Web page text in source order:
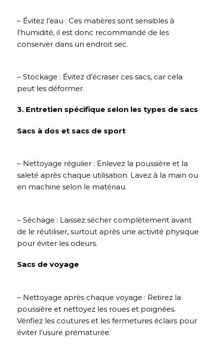
– Évitez l’eau : Ces matières sont sensibles à
l’humidité, il est donc recommandé de les
conserver dans un endroit sec.
– Stockage : Évitez d’écraser ces sacs, car cela
peut les déformer.
3. Entretien spécifique selon les types de sacs
Sacs à dos et sacs de sport
– Nettoyage régulier : Enlevez la poussière et la
saleté après chaque utilisation. Lavez à la main ou
en machine selon le matériau.
– Séchage : Laissez sécher complètement avant
de le réutiliser, surtout après une activité physique
pour éviter les odeurs.
Sacs de voyage
– Nettoyage après chaque voyage : Retirez la
poussière et nettoyez les roues et poignées.
Vérifiez les coutures et les fermetures éclairs pour
éviter l’usure prématurée.